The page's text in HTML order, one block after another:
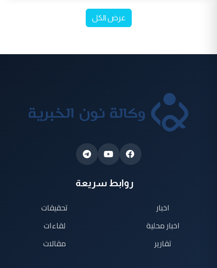
عرض الكل
روابط سريعة
اخبار
اخبار محلية
تقارير
تحقيقات
لقاءات
مقالات